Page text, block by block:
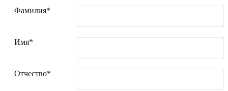
Фамилия*
Имя*
Отчество*